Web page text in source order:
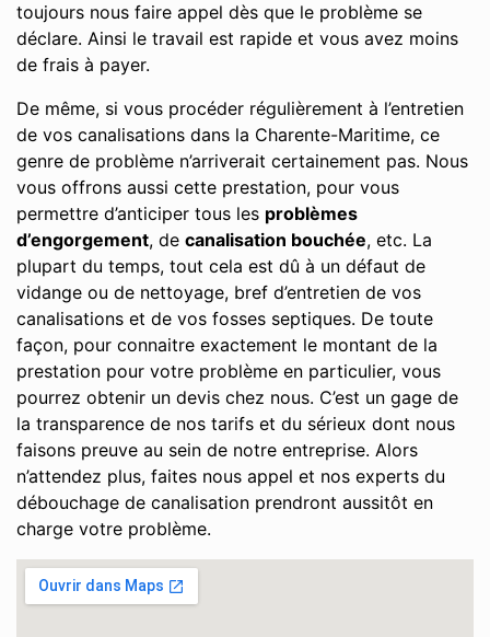
toujours nous faire appel dès que le problème se
déclare. Ainsi le travail est rapide et vous avez moins
de frais à payer.
De même, si vous procéder régulièrement à l’entretien
de vos canalisations dans la Charente-Maritime, ce
genre de problème n’arriverait certainement pas. Nous
vous offrons aussi cette prestation, pour vous
permettre d’anticiper tous les problèmes
d’engorgement, de canalisation bouchée, etc. La
plupart du temps, tout cela est dû à un défaut de
vidange ou de nettoyage, bref d’entretien de vos
canalisations et de vos fosses septiques. De toute
façon, pour connaitre exactement le montant de la
prestation pour votre problème en particulier, vous
pourrez obtenir un devis chez nous. C’est un gage de
la transparence de nos tarifs et du sérieux dont nous
faisons preuve au sein de notre entreprise. Alors
n’attendez plus, faites nous appel et nos experts du
débouchage de canalisation prendront aussitôt en
charge votre problème.